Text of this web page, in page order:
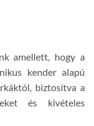
amellett, hogy a
kender alapú
biztosítva a
és kivételes